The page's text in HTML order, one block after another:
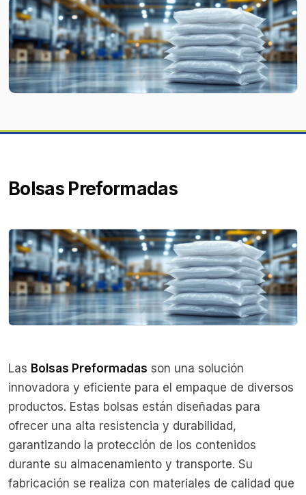
Bolsas Preformadas
Las Bolsas Preformadas son una solución
innovadora y eficiente para el empaque de diversos
productos. Estas bolsas están diseñadas para
ofrecer una alta resistencia y durabilidad,
garantizando la protección de los contenidos
durante su almacenamiento y transporte. Su
fabricación se realiza con materiales de calidad que